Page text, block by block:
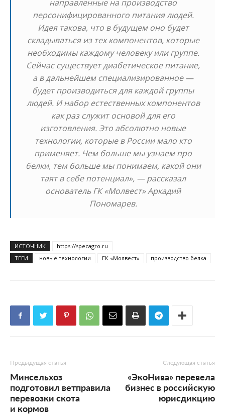
направленные на производство
персонифицированного питания людей.
Идея такова, что в будущем оно будет
складываться из тех компонентов, которые
необходимы каждому человеку или группе.
Сейчас существует диабетическое питание,
а в дальнейшем специализированное —
будет производиться для каждой группы
людей. И набор естественных компонентов
как раз служит основой для его
изготовления. Это абсолютно новые
технологии, которые в России мало кто
применяет. Чем больше мы узнаем про
белки, тем больше мы понимаем, какой они
таят в себе потенциал», — рассказал
основатель ГК «Молвест» Аркадий
Пономарев.
ИСТОЧНИК
https://specagro.ru
ТЕГИ
новые технологии ГК «Молвест» производство белка
Предыдущая статья
Минсельхоз
подготовил ветправила
перевозки скота
и кормов
Следующая статья
«ЭкоНива» перевела
бизнес в российскую
юрисдикцию